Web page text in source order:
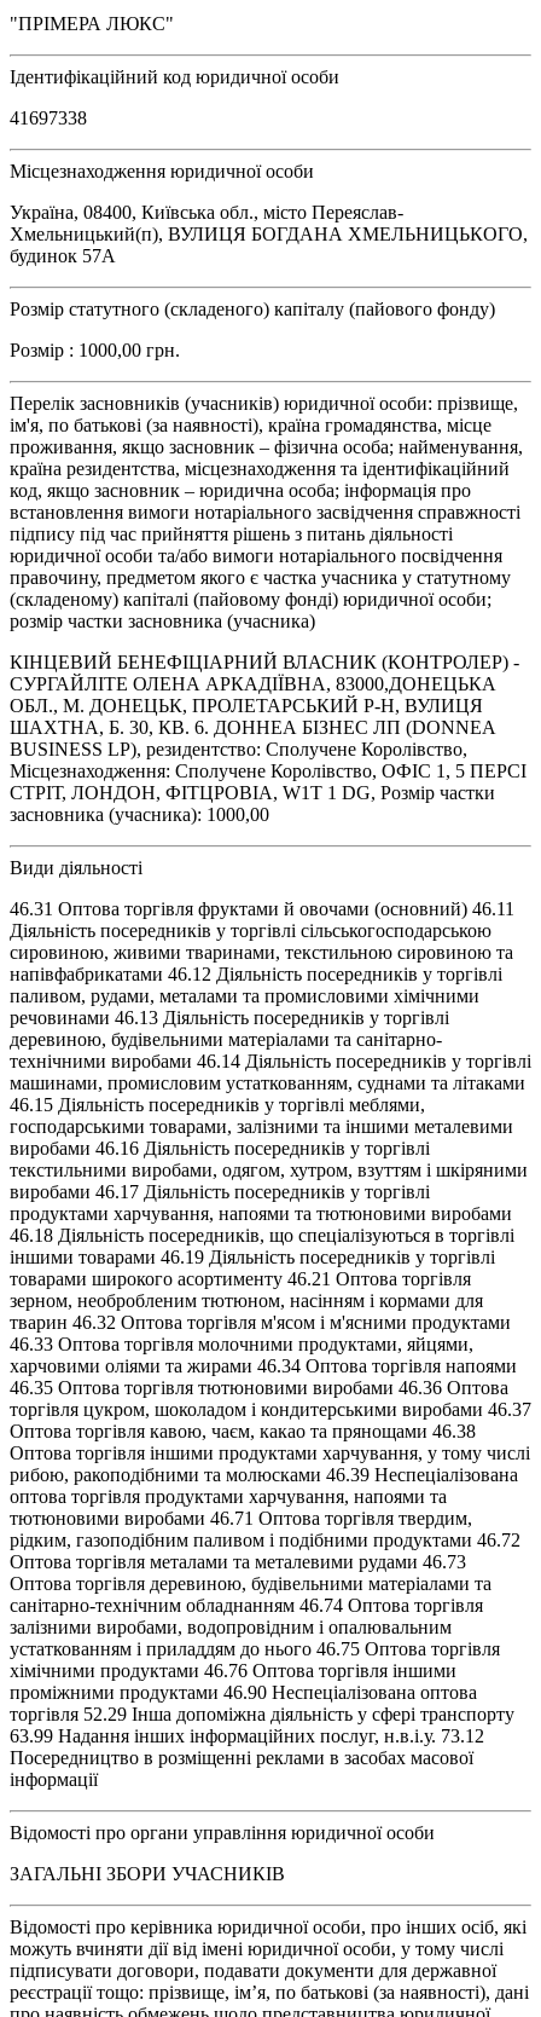
"ПРІМЕРА ЛЮКС"
Ідентифікаційний код юридичної особи
41697338
Місцезнаходження юридичної особи
Україна, 08400, Київська обл., місто Переяслав-
Хмельницький(п), ВУЛИЦЯ БОГДАНА ХМЕЛЬНИЦЬКОГО,
будинок 57А
Розмір статутного (складеного) капіталу (пайового фонду)
Розмір : 1000,00 грн.
Перелік засновників (учасників) юридичної особи: прізвище,
ім'я, по батькові (за наявності), країна громадянства, місце
проживання, якщо засновник – фізична особа; найменування,
країна резидентства, місцезнаходження та ідентифікаційний
код, якщо засновник – юридична особа; інформація про
встановлення вимоги нотаріального засвідчення справжності
підпису під час прийняття рішень з питань діяльності
юридичної особи та/або вимоги нотаріального посвідчення
правочину, предметом якого є частка учасника у статутному
(складеному) капіталі (пайовому фонді) юридичної особи;
розмір частки засновника (учасника)
КІНЦЕВИЙ БЕНЕФІЦІАРНИЙ ВЛАСНИК (КОНТРОЛЕР) -
СУРГАЙЛІТЕ ОЛЕНА АРКАДІЇВНА, 83000,ДОНЕЦЬКА
ОБЛ., М. ДОНЕЦЬК, ПРОЛЕТАРСЬКИЙ Р-Н, ВУЛИЦЯ
ШАХТНА, Б. 30, КВ. 6. ДОННЕА БІЗНЕС ЛП (DONNEA
BUSINESS LP), резидентство: Сполучене Королівство,
Місцезнаходження: Сполучене Королівство, ОФІС 1, 5 ПЕРСІ
СТРІТ, ЛОНДОН, ФІТЦРОВІА, W1T 1 DG, Розмір частки
засновника (учасника): 1000,00
Види діяльності
46.31 Оптова торгівля фруктами й овочами (основний) 46.11
Діяльність посередників у торгівлі сільськогосподарською
сировиною, живими тваринами, текстильною сировиною та
напівфабрикатами 46.12 Діяльність посередників у торгівлі
паливом, рудами, металами та промисловими хімічними
речовинами 46.13 Діяльність посередників у торгівлі
деревиною, будівельними матеріалами та санітарно-
технічними виробами 46.14 Діяльність посередників у торгівлі
машинами, промисловим устаткованням, суднами та літаками
46.15 Діяльність посередників у торгівлі меблями,
господарськими товарами, залізними та іншими металевими
виробами 46.16 Діяльність посередників у торгівлі
текстильними виробами, одягом, хутром, взуттям і шкіряними
виробами 46.17 Діяльність посередників у торгівлі
продуктами харчування, напоями та тютюновими виробами
46.18 Діяльність посередників, що спеціалізуються в торгівлі
іншими товарами 46.19 Діяльність посередників у торгівлі
товарами широкого асортименту 46.21 Оптова торгівля
зерном, необробленим тютюном, насінням і кормами для
тварин 46.32 Оптова торгівля м'ясом і м'ясними продуктами
46.33 Оптова торгівля молочними продуктами, яйцями,
харчовими оліями та жирами 46.34 Оптова торгівля напоями
46.35 Оптова торгівля тютюновими виробами 46.36 Оптова
торгівля цукром, шоколадом і кондитерськими виробами 46.37
Оптова торгівля кавою, чаєм, какао та прянощами 46.38
Оптова торгівля іншими продуктами харчування, у тому числі
рибою, ракоподібними та молюсками 46.39 Неспеціалізована
оптова торгівля продуктами харчування, напоями та
тютюновими виробами 46.71 Оптова торгівля твердим,
рідким, газоподібним паливом і подібними продуктами 46.72
Оптова торгівля металами та металевими рудами 46.73
Оптова торгівля деревиною, будівельними матеріалами та
санітарно-технічним обладнанням 46.74 Оптова торгівля
залізними виробами, водопровідним і опалювальним
устаткованням і приладдям до нього 46.75 Оптова торгівля
хімічними продуктами 46.76 Оптова торгівля іншими
проміжними продуктами 46.90 Неспеціалізована оптова
торгівля 52.29 Інша допоміжна діяльність у сфері транспорту
63.99 Надання інших інформаційних послуг, н.в.і.у. 73.12
Посередництво в розміщенні реклами в засобах масової
інформації
Відомості про органи управління юридичної особи
ЗАГАЛЬНІ ЗБОРИ УЧАСНИКІВ
Відомості про керівника юридичної особи, про інших осіб, які
можуть вчиняти дії від імені юридичної особи, у тому числі
підписувати договори, подавати документи для державної
реєстрації тощо: прізвище, ім’я, по батькові (за наявності), дані